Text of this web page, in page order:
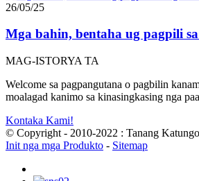
26/05/25
Mga bahin, bentaha ug pagpili sa
MAG-ISTORYA TA
Welcome sa pagpangutana o pagbilin
moalagad kanimo sa kinasingkasing nga
Kontaka Kami!
© Copyright - 2010-2022 : Tanang
Init nga mga Produkto - Sitemap